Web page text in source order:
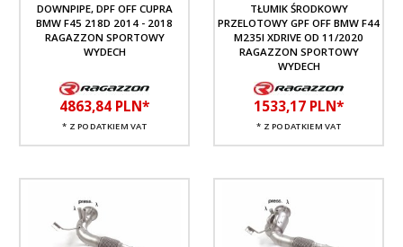
DOWNPIPE, DPF OFF CUPRA
BMW F45 218D 2014 - 2018
RAGAZZON SPORTOWY
WYDECH
4863,84 PLN*
* Z PODATKIEM VAT
TŁUMIK ŚRODKOWY
PRZELOTOWY GPF OFF BMW F44
M235I XDRIVE OD 11/2020
RAGAZZON SPORTOWY
WYDECH
1533,17 PLN*
* Z PODATKIEM VAT